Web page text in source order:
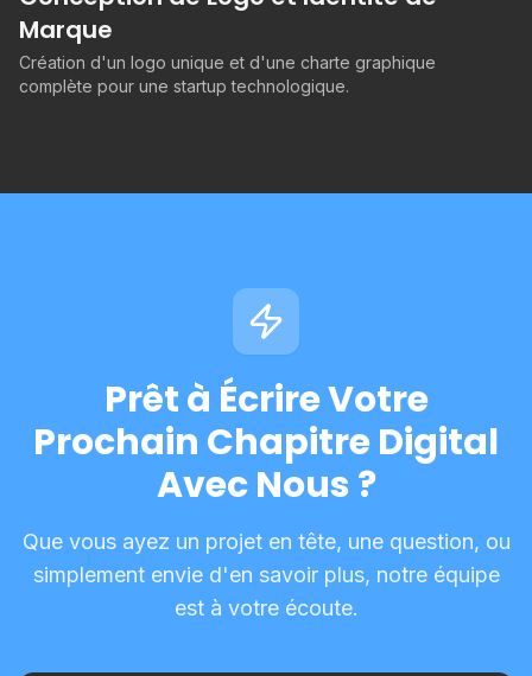
Marque
Création d'un logo unique et d'une charte graphique
complète pour une startup technologique.
Prêt à Écrire Votre
Prochain Chapitre Digital
Avec Nous ?
Que vous ayez un projet en tête, une question, ou
simplement envie d'en savoir plus, notre équipe
est à votre écoute.